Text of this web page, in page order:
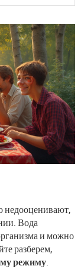
недооценивают,
Вода
и можно
разберем,
режиму.